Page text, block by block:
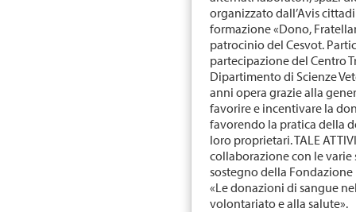
organizzato dall’Avis
formazione «Dono,
patrocinio del Cesvot.
partecipazione del Centro
Dipartimento di Scienze
anni opera grazie alla
favorire e incentivare la
favorendo la pratica della
loro proprietari. TALE
collaborazione con le varie
sostegno della
«Le donazioni di sangue
volontariato e alla salute».